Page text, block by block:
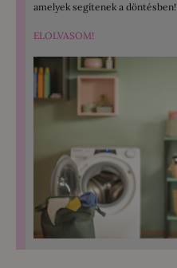
amelyek segítenek a döntésben!
ELOLVASOM!